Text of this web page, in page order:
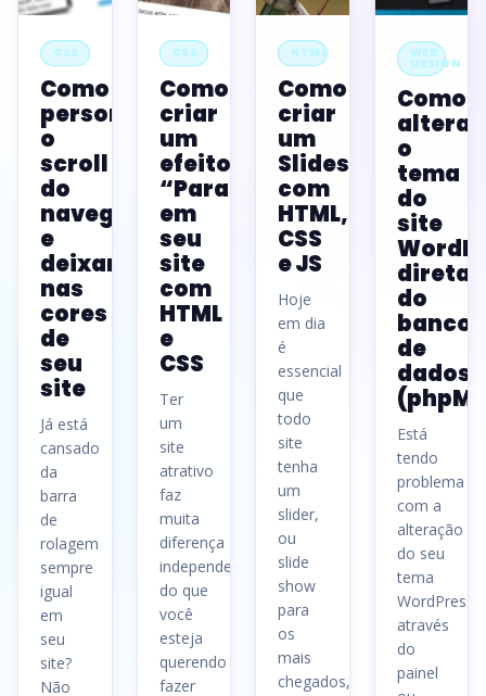
CSS
Como
personalizar
o
scroll
do
navegador
e
deixar
nas
cores
de
seu
site
Já está
cansado
da
barra
de
rolagem
sempre
igual
em
seu
site?
Não
CSS
Como
criar
um
efeito
“Parallax”
em
seu
site
com
HTML
e
CSS
Ter
um
site
atrativo
faz
muita
diferença
independente
do que
você
esteja
querendo
fazer
HTML
Como
criar
um
Slideshow
com
HTML,
CSS
e JS
Hoje
em dia
é
essencial
que
todo
site
tenha
um
slider,
ou
slide
show
para
os
mais
chegados,
WEB
DESIGN
Como
alterar
o
tema
do
site
do
banco
de
dados
Está
tendo
problema
com a
alteração
do seu
tema
WordPress
através
do
painel